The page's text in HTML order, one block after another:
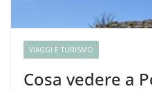
VIAGGI E TURISMO
Cosa vedere a